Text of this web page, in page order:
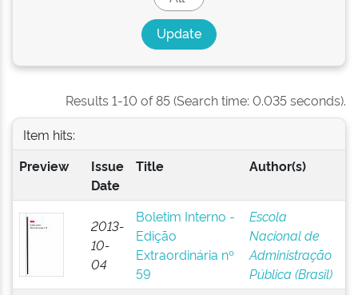
Results 1-10 of 85 (Search time: 0.035 seconds).
Item hits:
Preview
Issue
Date
Title Author(s)
2013-
10-
04
Boletim Interno -
Edição
Extraordinária nº
59
Escola
Nacional de
Administração
Pública (Brasil)